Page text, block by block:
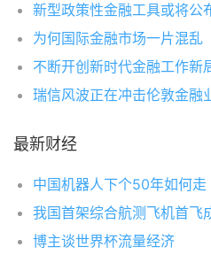
新型政策性金融工具或将公
为何国际金融市场一片混乱
不断开创新时代金融工作新
瑞信风波正在冲击伦敦金融
最新财经
中国机器人下个50年如何走
我国首架综合航测飞机首飞
博主谈世界杯流量经济